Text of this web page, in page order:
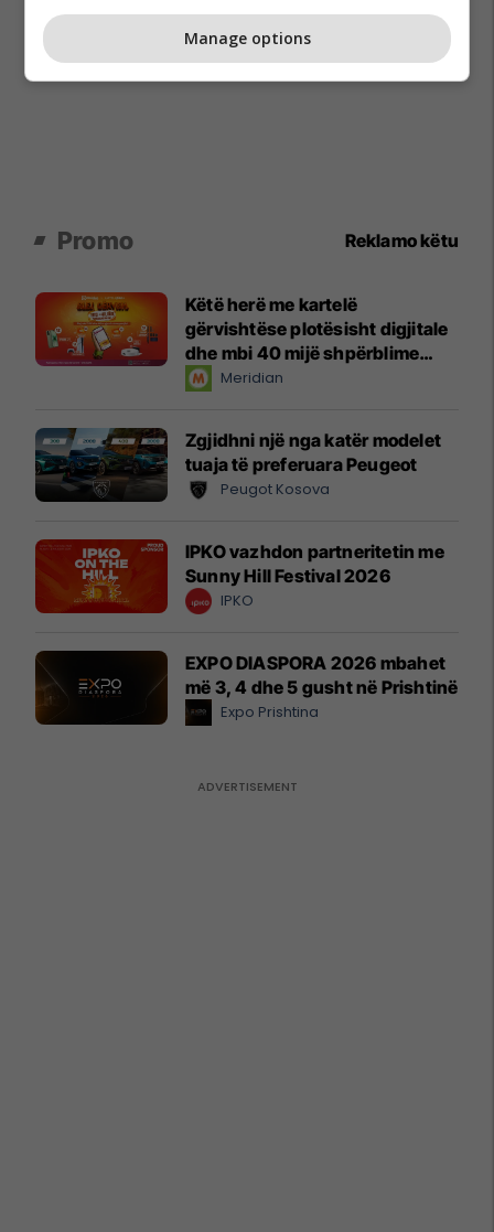
Promo Reklamo këtu
Këtë herë me kartelë
gërvishtëse plotësisht digjitale
dhe mbi 40 mijë shpërblime
instant!Meridian
Zgjidhni një nga katër modelet
tuaja të preferuara Peugeot
Peugot Kosova
IPKO vazhdon partneritetin me
Sunny Hill Festival 2026
IPKO
EXPO DIASPORA 2026 mbahet
më 3, 4 dhe 5 gusht në Prishtinë
Expo Prishtina
Manage options